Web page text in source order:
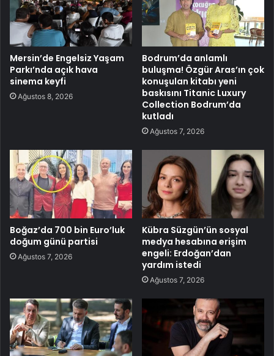
Mersin’de Engelsiz Yaşam
Parkı’nda açık hava
sinema keyfi
Ağustos 8, 2026
Bodrum’da anlamlı
buluşma! Özgür Aras’ın çok
konuşulan kitabı yeni
baskısını Titanic Luxury
Collection Bodrum’da
kutladı
Ağustos 7, 2026
Boğaz’da 700 bin Euro’luk
doğum günü partisi
Ağustos 7, 2026
Kübra Süzgün’ün sosyal
medya hesabına erişim
engeli: Erdoğan’dan
yardım istedi
Ağustos 7, 2026